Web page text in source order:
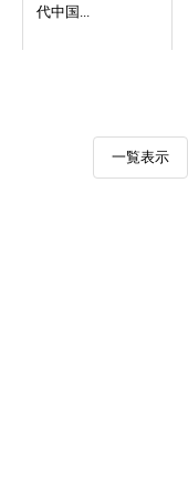
代中国...
一覧表示